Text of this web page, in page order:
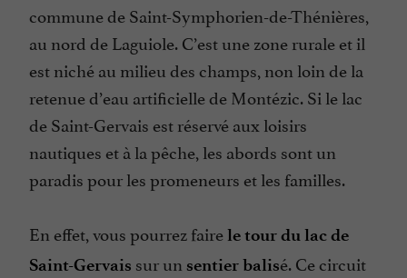
commune de Saint-Symphorien-de-Thénières,
au nord de Laguiole. C’est une zone rurale et il
est niché au milieu des champs, non loin de la
retenue d’eau artificielle de Montézic. Si le lac
de Saint-Gervais est réservé aux loisirs
nautiques et à la pêche, les abords sont un
paradis pour les promeneurs et les familles.
En effet, vous pourrez fairele tour du lac de
Saint-Gervais sur un sentier balisé. Ce circuit